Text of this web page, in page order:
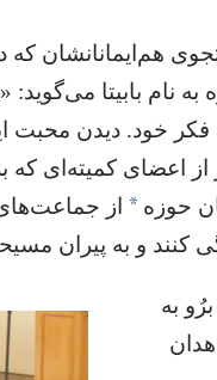
هم‌ایمانانشان که
به نام بابیتا
فکر خود.‏ دیدن محبت
اعضای کمیته‌ای که
حوزه * از
کنند و به پیران
به